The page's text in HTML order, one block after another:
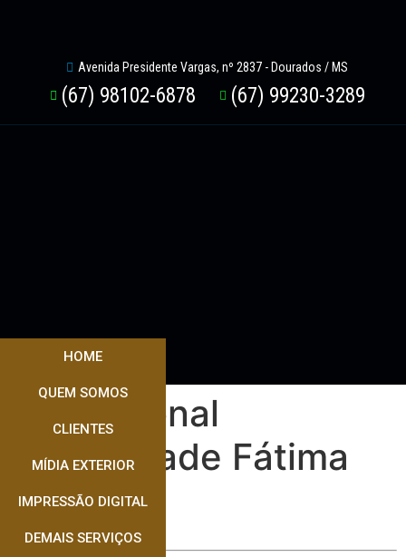
Avenida Presidente Vargas, nº 2837 - Dourados / MS
(67) 98102-6878 (67) 99230-3289
HOME
QUEM SOMOS
CLIENTES
MÍDIA EXTERIOR
IMPRESSÃO DIGITAL
DEMAIS SERVIÇOS
Profissional
Publicidade Fátima
do Sul